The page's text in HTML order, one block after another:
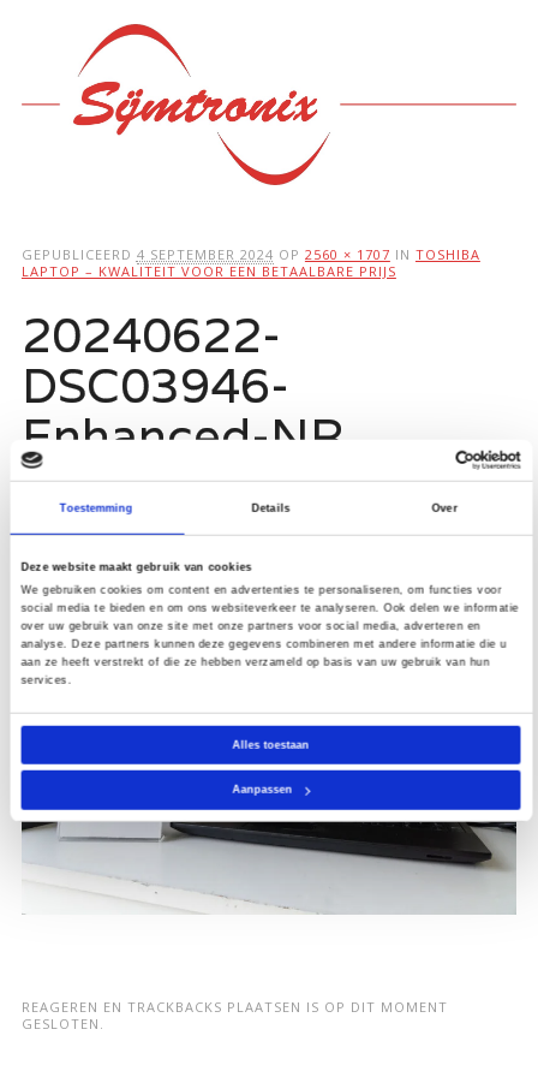
Toestemming Details Over
Deze website maakt gebruik van cookies
We gebruiken cookies om content en advertenties te personaliseren, om functies voor
social media te bieden en om ons websiteverkeer te analyseren. Ook delen we informatie
over uw gebruik van onze site met onze partners voor social media, adverteren en
analyse. Deze partners kunnen deze gegevens combineren met andere informatie die u
aan ze heeft verstrekt of die ze hebben verzameld op basis van uw gebruik van hun
services.
Alles toestaan
Aanpassen
Hoofdmenu
GEPUBLICEERD 4 SEPTEMBER 2024 OP 2560 × 1707 IN TOSHIBA
LAPTOP – KWALITEIT VOOR EEN BETAALBARE PRIJS
20240622-
DSC03946-
Enhanced-NR
REAGEREN EN TRACKBACKS PLAATSEN IS OP DIT MOMENT
GESLOTEN.